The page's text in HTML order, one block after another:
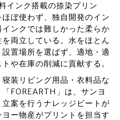
インク搭載の捺染プリン
ぼ使わず、独自開発のイン
ンクでは難しかった柔らか
両立している。水をほとん
置場所を選ばず、適地・適
や在庫の削減に貢献する。
装リビング用品・衣料品な
FOREARTH」は、サンヨ
案を行うナレッジビートが
ー物産がプリントを担当す